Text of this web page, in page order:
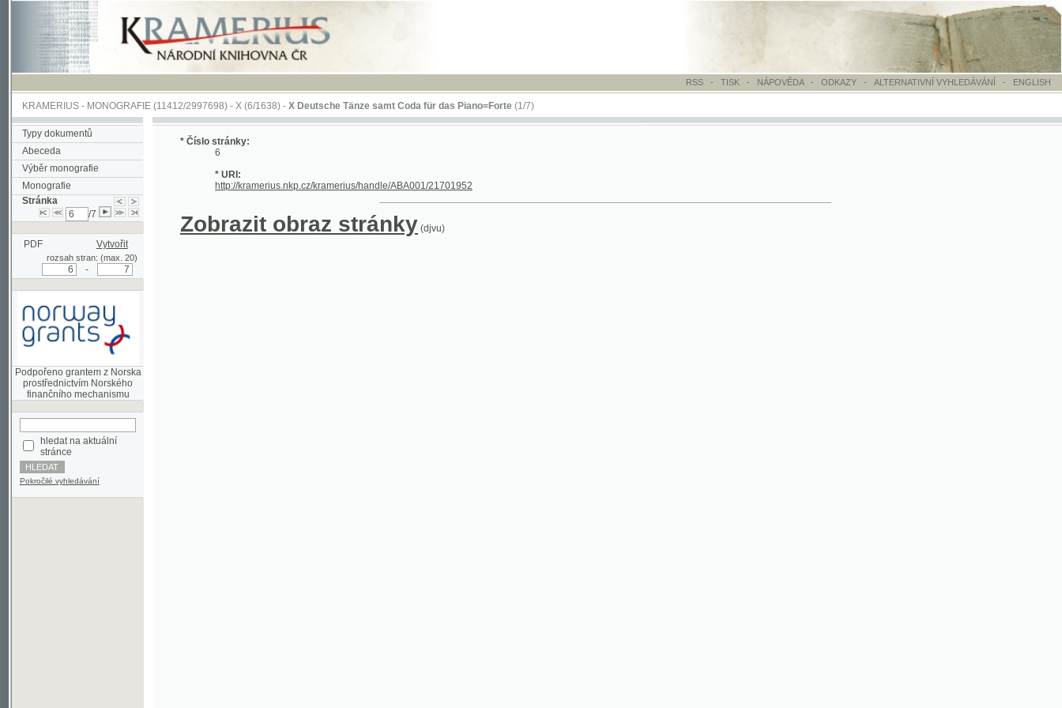
RSS - TISK-NÁPOVĚDA - ODKAZY - ALTERNATIVNÍ VYHLEDÁVÁNÍ- ENGLISH
KRAMERIUS-MONOGRAFIE(11412/2997698) -X (6/1638)-X Deutsche Tänze samt Coda für das Piano=Forte(1/7)
Typy dokumentů
Abeceda
Výběr monografie
Monografie
Stránka
/7
PDF Vytvořit
rozsah stran: (max. 20)
Podpořeno grantem z Norska
prostřednictvím Norského
hledat na aktuální
stránce
Pokročilé vyhledávání
* Číslo stránky:
6
* URI:
http://kramerius.nkp.cz/kramerius/handle/ABA001/21701952
Zobrazit obraz stránky